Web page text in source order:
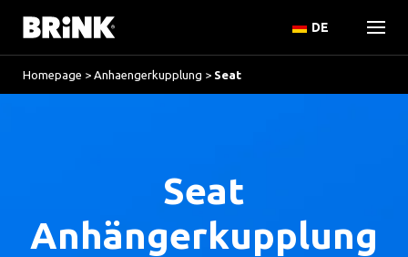
DE
Homepage > Anhaengerkupplung > Seat
Seat
Anhängerkupplung